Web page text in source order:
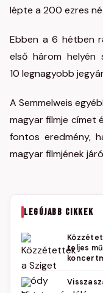
lépte a 200 ezres
Ebben a 6 hétben
első három
10 legnagyobb
A Semmelweis
magyar filmje címet
fontos eredmény,
magyar filmjének
LEGÚJABB CIKKEK
teljes